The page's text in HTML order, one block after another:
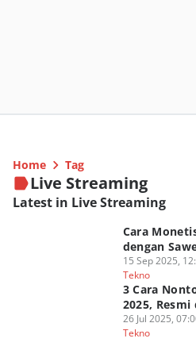
Home Tag
Live Streaming
Latest in Live Streaming
Cara
dengan
15 Sep 2025,
Tekno
3 Cara
2025,
26 Jul 2025,
Tekno